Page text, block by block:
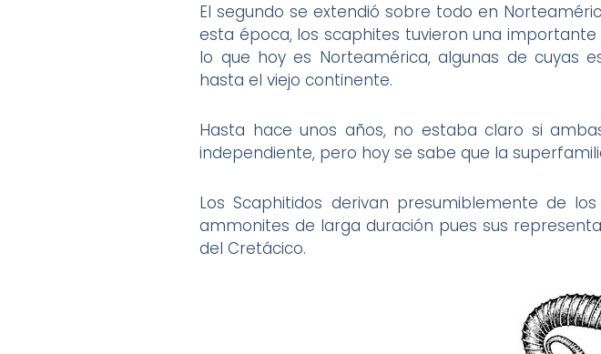
El segundo se extendió sobre todo en
esta época, los scaphites tuvieron una
lo que hoy es Norteamérica, algunas de cuyas
hasta el viejo continente.
Hasta hace unos años, no estaba claro si
independiente, pero hoy se sabe que la
Los Scaphitidos derivan presumiblemente de
ammonites de larga duración pues sus
del Cretácico.